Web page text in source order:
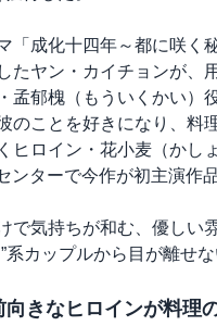
「成化十四年～都に咲く
たヤン・カイチョンが、
孟郁槐（もういくかい）
のことを好きになり、料
ヒロイン・花小麦（かし
ンターで今作が初主演作
で気持ちが和む、優しい
系カップルから目が離せな
きなヒロインが料理